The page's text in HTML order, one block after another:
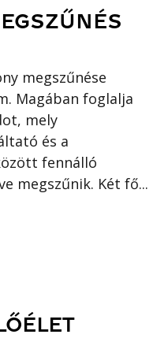
megszűnése
Magában foglalja
mely
és a
fennálló
megszűnik. Két fő...